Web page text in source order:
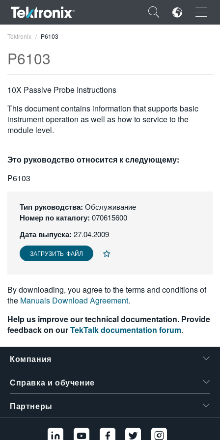
×
ENGLISH
FRANÇAIS
DEUTSCH
한국어
Tektronix P6103
P6103
10X Passive Probe Instructions
This document contains information that supports basic
instrument operation as well as how to service to the
module level.
Это руководство относится к следующему:
P6103
Тип руководства: Обслуживание
Номер по каталогу: 070615600
Дата выпуска: 27.04.2009
ЗАГРУЗИТЬ ФАЙЛ
By downloading, you agree to the terms and conditions of
the Manuals Download Agreement.
Help us improve our technical documentation. Provide
feedback on ourTekTalk documentation forum.
Компания
Справка и обучение
Партнеры